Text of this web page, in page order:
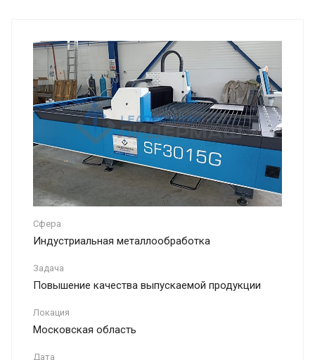
Сфера
Индустриальная металлообработка
Задача
Повышение качества выпускаемой продукции
Локация
Московская область
Дата